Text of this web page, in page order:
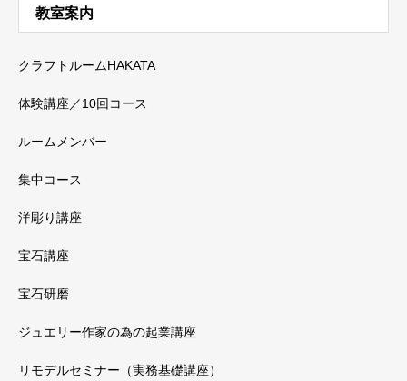
教室案内
クラフトルームHAKATA
体験講座／10回コース
ルームメンバー
集中コース
洋彫り講座
宝石講座
宝石研磨
ジュエリー作家の為の起業講座
リモデルセミナー（実務基礎講座）